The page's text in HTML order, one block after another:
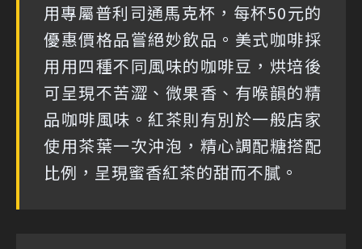
用專屬普利司通馬克杯，每杯50元的
優惠價格品嘗絕妙飲品。美式咖啡採
用用四種不同風味的咖啡豆，烘培後
可呈現不苦澀、微果香、有喉韻的精
品咖啡風味。紅茶則有別於一般店家
使用茶葉一次沖泡，精心調配糖搭配
比例，呈現蜜香紅茶的甜而不膩。